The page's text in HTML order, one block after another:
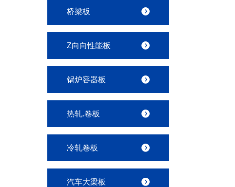
桥梁板
Z向向性能板
锅炉容器板
热轧.卷板
冷轧卷板
汽车大梁板